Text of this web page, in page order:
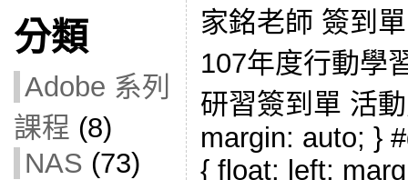
分類
Adobe 系列
課程 (8)
NAS (73)
家銘老師 簽到
107年度行動學
研習簽到單 活
margin: auto; }
{ float: left;